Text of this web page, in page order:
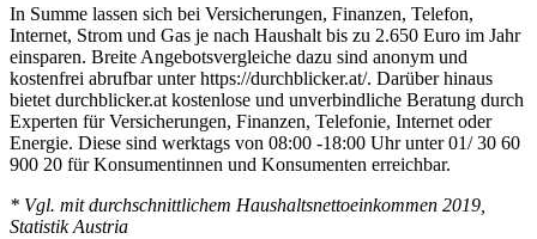
In Summe lassen sich bei Versicherungen, Finanzen, Telefon,
Internet, Strom und Gas je nach Haushalt bis zu 2.650 Euro im Jahr
einsparen. Breite Angebotsvergleiche dazu sind anonym und
kostenfrei abrufbar unter https://durchblicker.at/. Darüber hinaus
bietet durchblicker.at kostenlose und unverbindliche Beratung durch
Experten für Versicherungen, Finanzen, Telefonie, Internet oder
Energie. Diese sind werktags von 08:00 -18:00 Uhr unter 01/ 30 60
900 20 für Konsumentinnen und Konsumenten erreichbar.
* Vgl. mit durchschnittlichem Haushaltsnettoeinkommen 2019,
Statistik Austria